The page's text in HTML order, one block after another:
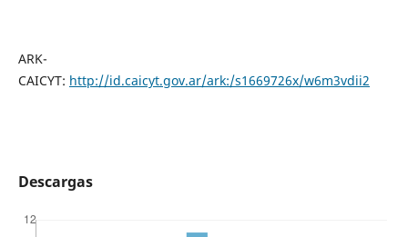
ARK-
CAICYT: http://id.caicyt.gov.ar/ark:/s1669726x/w6m3vdii2
Descargas